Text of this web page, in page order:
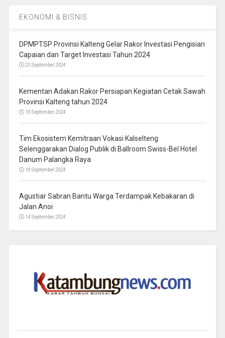
EKONOMI & BISNIS
DPMPTSP Provinsi Kalteng Gelar Rakor Investasi Pengisian
Capaian dan Target Investasi Tahun 2024
23 September 2024
Kementan Adakan Rakor Persiapan Kegiatan Cetak Sawah
Provinsi Kalteng tahun 2024
18 September 2024
Tim Ekosistem Kemitraan Vokasi Kalselteng
Selenggarakan Dialog Publik di Ballroom Swiss-Bel Hotel
Danum Palangka Raya
18 September 2024
Agustiar Sabran Bantu Warga Terdampak Kebakaran di
Jalan Anoi
14 September 2024